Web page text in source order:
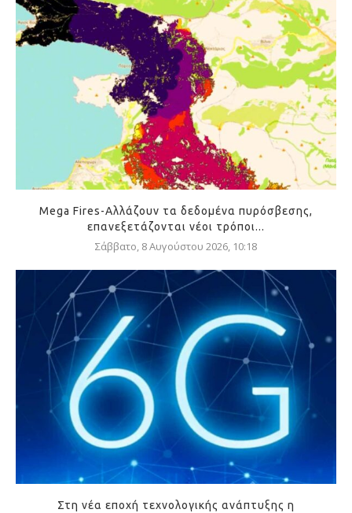
Mega Fires-Αλλάζουν τα δεδομένα πυρόσβεσης,
επανεξετάζονται νέοι τρόποι...
Σάββατο, 8 Αυγούστου 2026, 10:18
Στη νέα εποχή τεχνολογικής ανάπτυξης η